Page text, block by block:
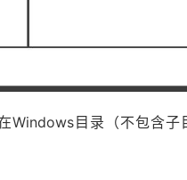
目录（不包含子